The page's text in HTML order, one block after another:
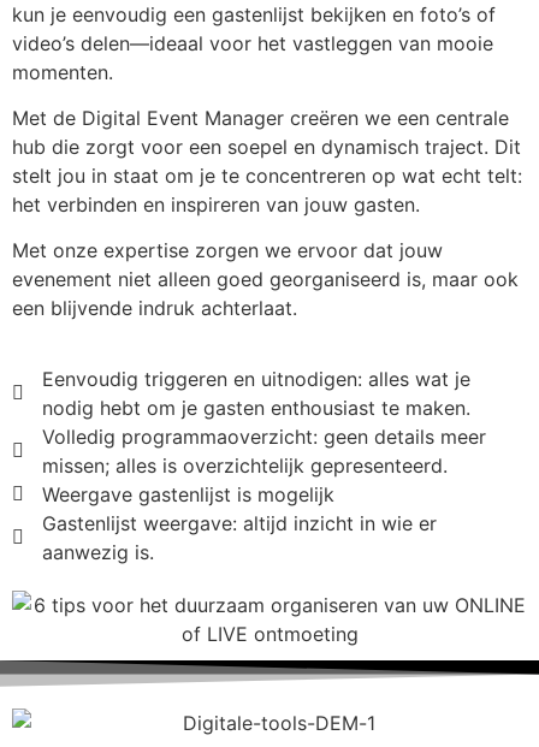
kun je eenvoudig een gastenlijst bekijken en foto’s of
video’s delen—ideaal voor het vastleggen van mooie
momenten.
Met de Digital Event Manager creëren we een centrale
hub die zorgt voor een soepel en dynamisch traject. Dit
stelt jou in staat om je te concentreren op wat echt telt:
het verbinden en inspireren van jouw gasten.
Met onze expertise zorgen we ervoor dat jouw
evenement niet alleen goed georganiseerd is, maar ook
een blijvende indruk achterlaat.
Eenvoudig triggeren en uitnodigen: alles wat je
nodig hebt om je gasten enthousiast te maken.
Volledig programmaoverzicht: geen details meer
missen; alles is overzichtelijk gepresenteerd.
Weergave gastenlijst is mogelijk
Gastenlijst weergave: altijd inzicht in wie er
aanwezig is.